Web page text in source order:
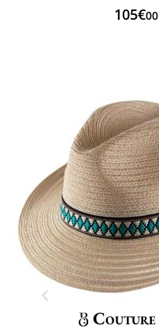
105€00
Couture